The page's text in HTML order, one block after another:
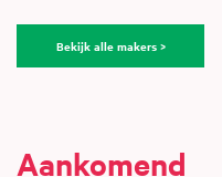
Bekijk alle makers >
Aankomend